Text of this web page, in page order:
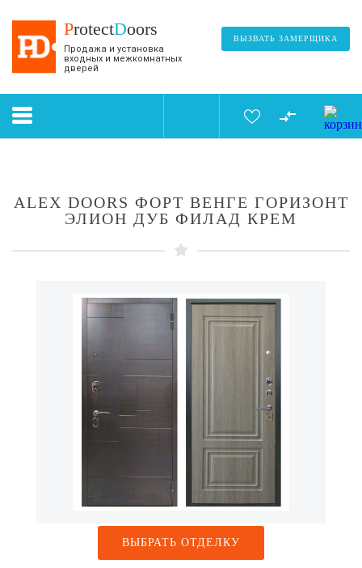
ProtectDoors
Продажа и установка
входных и межкомнатных
дверей
ВЫЗВАТЬ ЗАМЕРЩИКА
ALEX DOORS ФОРТ ВЕНГЕ ГОРИЗОНТ
ЭЛИОН ДУБ ФИЛАД КРЕМ
ВЫБРАТЬ ОТДЕЛКУ